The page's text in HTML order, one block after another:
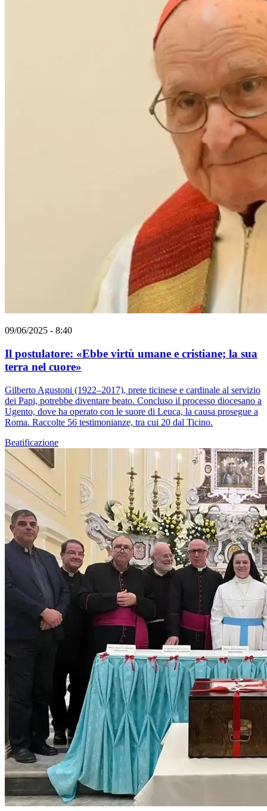
09/06/2025 - 8:40
Il postulatore: «Ebbe virtù umane e cristiane; la sua
terra nel cuore»
Gilberto Agustoni (1922–2017), prete ticinese e cardinale al servizio
dei Papi, potrebbe diventare beato. Concluso il processo diocesano a
Ugento, dove ha operato con le suore di Leuca, la causa prosegue a
Roma. Raccolte 56 testimonianze, tra cui 20 dal Ticino.
Beatificazione